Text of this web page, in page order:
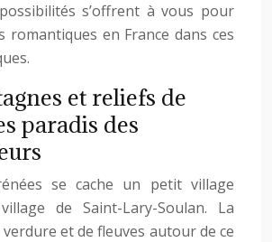
s’offrent à vous pour
romantiques en France dans ces
et reliefs de
paradis des
se cache un petit village
de Saint-Lary-Soulan. La
verdure et de fleuves autour de ce